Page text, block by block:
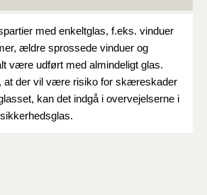
med enkeltglas, f.eks. vinduer
ældre sprossede vinduer og
være udført med almindeligt glas.
at der vil være risiko for skæreskader
kan det indgå i overvejelserne i